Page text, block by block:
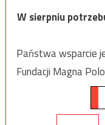
W sierpniu
Państwa wsparcie
Fundacji Magna